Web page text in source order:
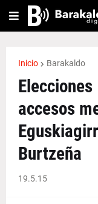
Inicio Barakaldo
Elecciones
accesos
Burtzeña
19.5.15